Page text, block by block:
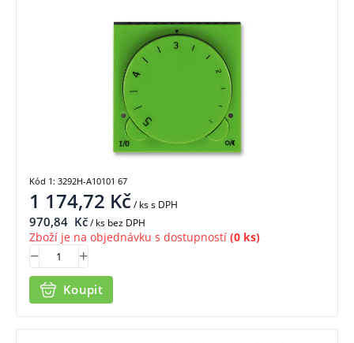
1 174,72 Kč/ kss DPH
970,84 Kč/ ks bez DPH
Zboží je na objednávku s dostupností (0 ks)
Koupit
Kód 1: 3292H-A10101 67